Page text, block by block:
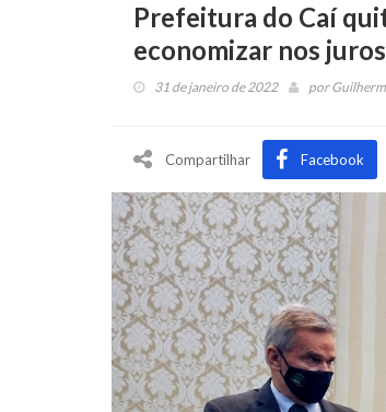
Prefeitura do Caí
economizar nos juros
31 de janeiro de 2022 por
Compartilhar Facebook